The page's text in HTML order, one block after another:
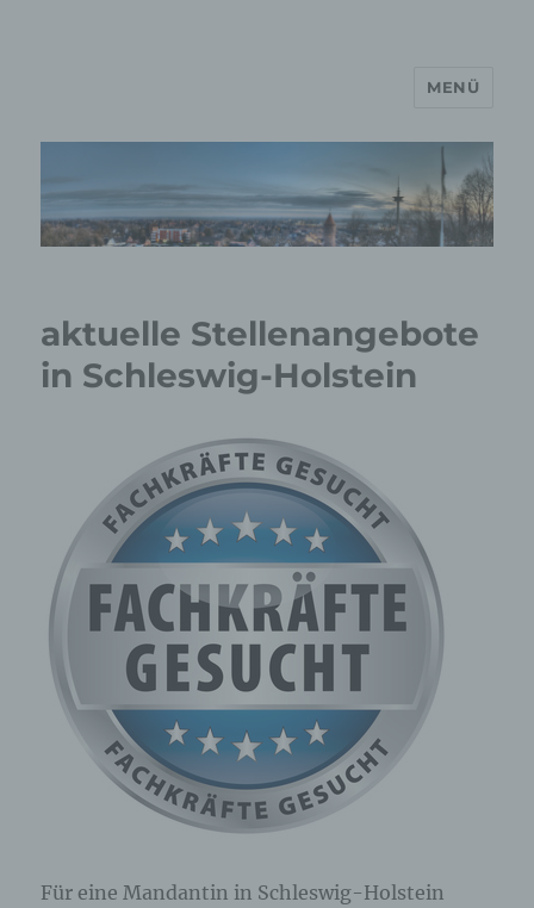
MP Mario Porten Beratung
Training Coaching
MENÜ
aktuelle Stellenangebote
in Schleswig-Holstein
Für eine Mandantin in Schleswig-Holstein